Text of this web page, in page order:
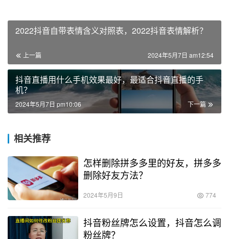
2022抖音自带表情含义对照表，2022抖音表情解析？
上一篇 2024年5月7日 am12:54
抖音直播用什么手机效果最好，最适合抖音直播的手
机？
下一篇
2024年5月7日 pm10:06
相关推荐
怎样删除拼多多里的好友，拼多多
删除好友方法？
2024年5月9日 774
抖音粉丝牌怎么设置，抖音怎么调
粉丝牌？